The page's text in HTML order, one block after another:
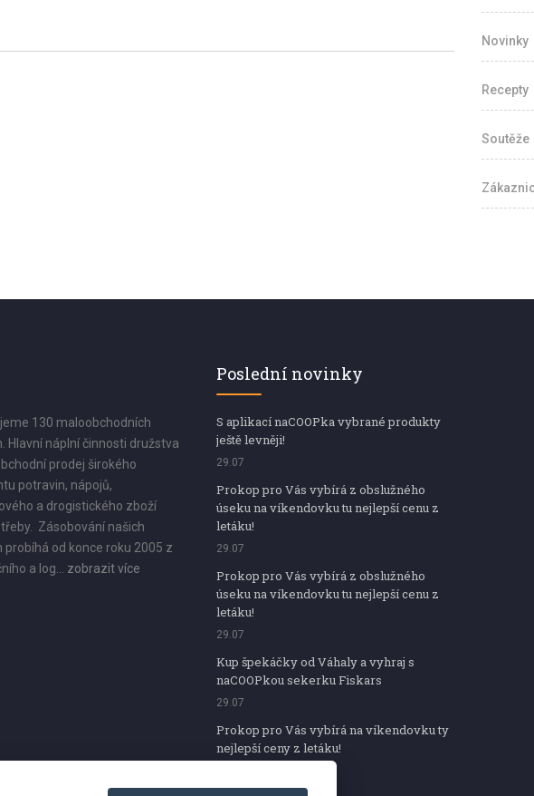
Novinky
Recepty
Soutěže
130 maloobchodních
Hlavní náplní činnosti družstva
prodej širokého
potravin, nápojů,
a drogistického zboží
Zásobování našich
probíhá od konce roku 2005 z
a log... zobrazit více
Poslední novinky
S aplikací naCOOPka vybrané produkty
ještě levněji!
29.07
Prokop pro Vás vybírá z obslužného
úseku na víkendovku tu nejlepší cenu z
letáku!
29.07
Prokop pro Vás vybírá z obslužného
úseku na víkendovku tu nejlepší cenu z
letáku!
29.07
Kup špekáčky od Váhaly a vyhraj s
naCOOPkou sekerku Fiskars
29.07
Prokop pro Vás vybírá na víkendovku ty
nejlepší ceny z letáku!